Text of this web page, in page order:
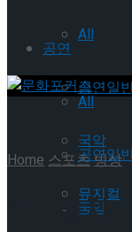
All
공연일
국악
뮤지컬
공연
All
공연일
국악
Home스포츠빙상
“33점차